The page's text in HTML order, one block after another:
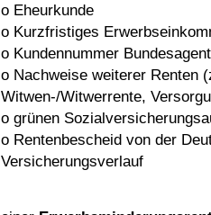
o Eheurkunde
o Kurzfristiges
o Kundennummer
o Nachweise weiterer Renten
Witwen-/Witwerrente,
o grünen
o Rentenbescheid von der
Versicherungsverlauf